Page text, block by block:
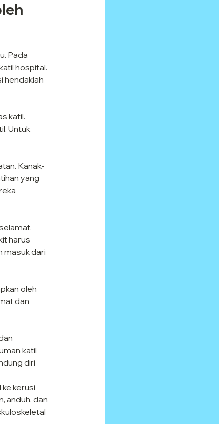
Pada
hospital.
hendaklah
katil.
Untuk
Kanak-
yang
harus
masuk dari
oleh
dan
katil
diri
kerusi
anduh, dan